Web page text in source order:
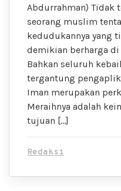
Abdurrahman) Tidak
seorang muslim
kedudukannya yang
demikian berharga
Bahkan seluruh
tergantung
Iman merupakan
Meraihnya adalah
tujuan […]
Redaksi